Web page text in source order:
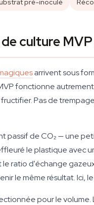
pré-inoculé
culture
arrivent sous
fonctionne
Pas de
de CO₂ — une
le plastique avec
ratio d'échange
le même résultat. Ici,
pour le volume.